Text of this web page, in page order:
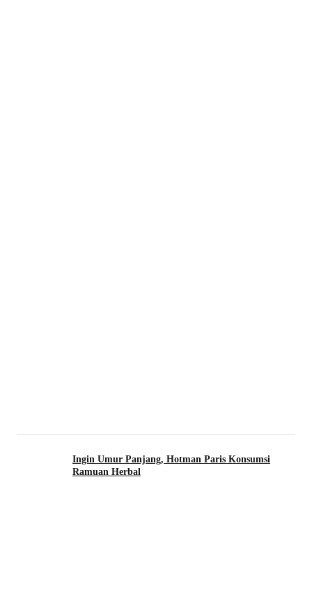
Ingin Umur Panjang, Hotman Paris Konsumsi
Ramuan Herbal